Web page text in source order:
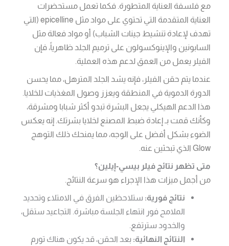
مع فلسفة العناية المتطورة. فكما تعمل مستحضرات
العناية المتقدمة التي تحتوي على مواد مثل epicelline (التي
تهدف لإعادة تنشيط جينات الشباب) أو مواد فعالة مثل
السابونين والإينوكسولون على ترميم الجلد ظاهرياً، فإن
الفيلر يعمل من العمق لدعم هذه العملية.
عندما يتم حقن الفيلر، فإنه يشد الجلد المترهل، مما يحسن
الدورة الدموية في المنطقة ويعزز وصول المغذيات للخلايا.
هذا الدعم الهيكلي يجعل البشرة تبدو أكثر شبابا ومشرقة،
وكأنك قمت بـ إعادة ضبط المصنع لخلايا بشرتك. إنه يعكس
الضوء بشكل أفضل على الوجه، مما يمنحك ذلك التوهج
Glow الذي تبحثين عنه.
متى تظهر نتائج فيلر بيسي-إيلين؟
من أجمل ميزات هذا الإجراء هو سرعة النتائج.
نتائج فورية: ستلاحظين الفرق في الامتلاء وتحديد
الملامح فور انتهاء الجلسة مباشرة. التجاعيد ستقل،
والخدود سترتفع.
النتائج النهائية: بعد الحقن، قد يكون هناك تورم